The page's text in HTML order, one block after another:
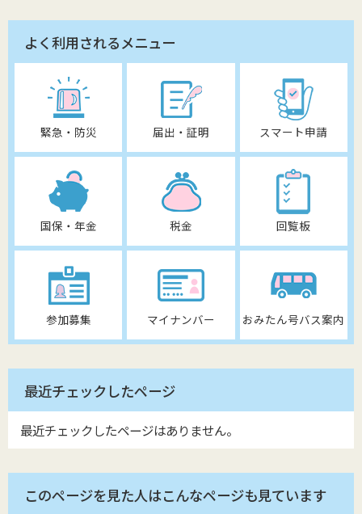
よく利用されるメニュー
緊急・防災 届出・証明 スマート申請
国保・年金 税金 回覧板
参加募集 マイナンバー おみたん号バス案内
最近チェックしたページ
最近チェックしたページはありません。
このページを見た人はこんなページも見ています